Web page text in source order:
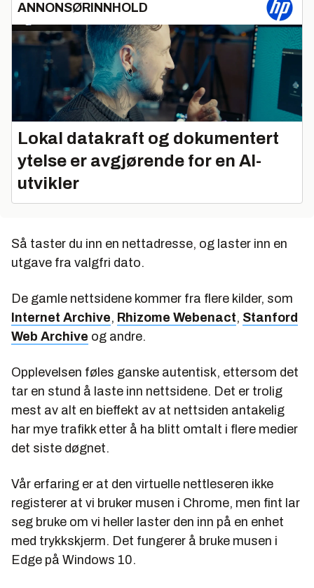
ANNONSØRINNHOLD
Lokal datakraft og dokumentert
ytelse er avgjørende for en AI-
utvikler
Så taster du inn en nettadresse, og laster inn en
utgave fra valgfri dato.
De gamle nettsidene kommer fra flere kilder, som
Internet Archive, Rhizome Webenact, Stanford
Web Archive og andre.
Opplevelsen føles ganske autentisk, ettersom det
tar en stund å laste inn nettsidene. Det er trolig
mest av alt en bieffekt av at nettsiden antakelig
har mye trafikk etter å ha blitt omtalt i flere medier
det siste døgnet.
Vår erfaring er at den virtuelle nettleseren ikke
registerer at vi bruker musen i Chrome, men fint lar
seg bruke om vi heller laster den inn på en enhet
med trykkskjerm. Det fungerer å bruke musen i
Edge på Windows 10.